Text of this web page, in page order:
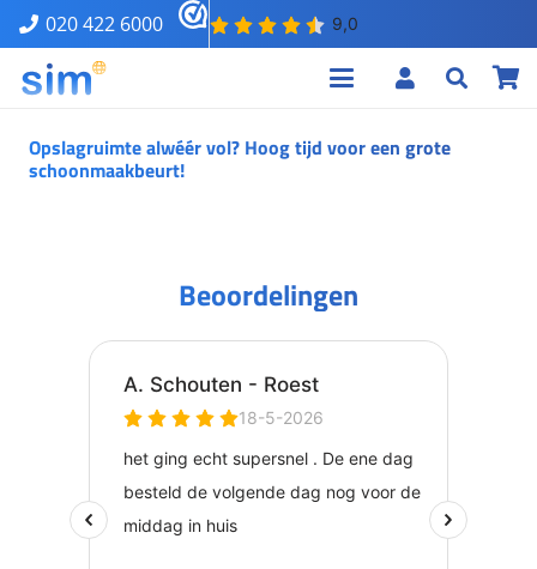
020 422 6000
Opslagruimte alwéér vol? Hoog tijd voor een grote
schoonmaakbeurt!
Beoordelingen